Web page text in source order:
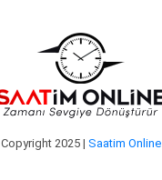
Copyright 2025 | Saatim Online